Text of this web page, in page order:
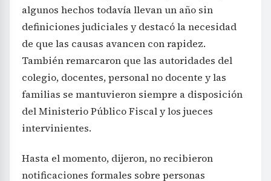
algunos hechos todavía llevan un año sin
definiciones judiciales y destacó la necesidad
de que las causas avancen con rapidez.
También remarcaron que las autoridades del
colegio, docentes, personal no docente y las
familias se mantuvieron siempre a disposición
del Ministerio Público Fiscal y los jueces
intervinientes.
Hasta el momento, dijeron, no recibieron
notificaciones formales sobre personas